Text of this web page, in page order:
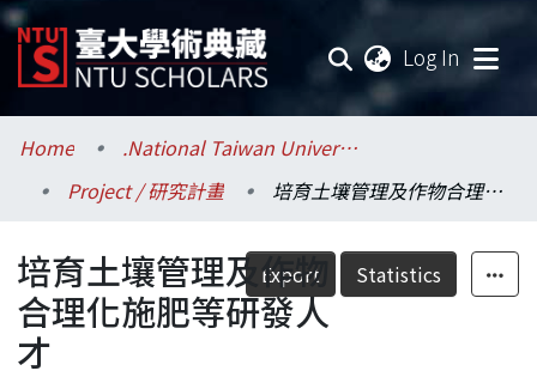
Log In
Communities & Collections
Research Outputs
Fundings & Projects
Researchers
Home
.National Taiwan University / 國立臺灣大學
Project / 研究計畫
培育土壤管理及作物合理化施肥等研發人才
Export Statistics
培育土壤管理及作物
合理化施肥等研發人
才